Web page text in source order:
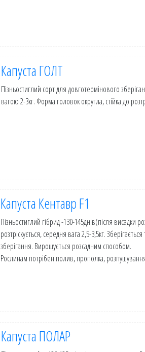
Капуста ГОЛТ
Пізньостиглий сорт для довготермінового
вагою 2-3кг. Форма головок округла, стійка до
Капуста Кентавр F1
Пізньостиглий гібрид -130-145днів(після висадки
розтріскується, середня вага 2,5-3,5кг.
зберігання. Вирощується розсадним способом.
Рослинам потрібен полив, прополка,
Капуста ПОЛАР